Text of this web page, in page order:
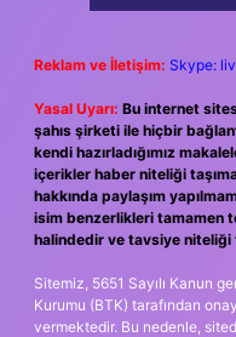
Reklam ve İletişim: Skype:
Yasal Uyarı: Bu internet
şahıs şirketi ile hiçbir
kendi hazırladığımız
içerikler haber niteliği
hakkında paylaşım
isim benzerlikleri tamamen
halindedir ve tavsiye niteliği
Sitemiz, 5651 Sayılı Kanun
Kurumu (BTK) tarafından
vermektedir. Bu nedenle,